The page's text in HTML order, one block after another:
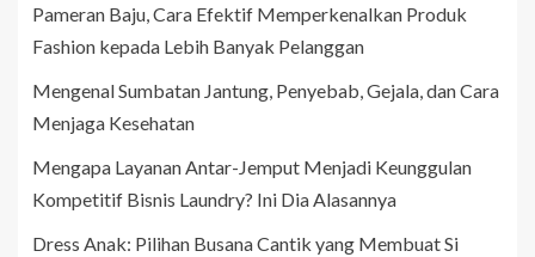
Pameran Baju, Cara Efektif Memperkenalkan Produk
Fashion kepada Lebih Banyak Pelanggan
Mengenal Sumbatan Jantung, Penyebab, Gejala, dan Cara
Menjaga Kesehatan
Mengapa Layanan Antar-Jemput Menjadi Keunggulan
Kompetitif Bisnis Laundry? Ini Dia Alasannya
Dress Anak: Pilihan Busana Cantik yang Membuat Si